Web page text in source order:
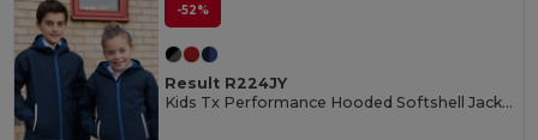
-52%
Result R224JY
Kids Tx Performance Hooded Softshell Jacket